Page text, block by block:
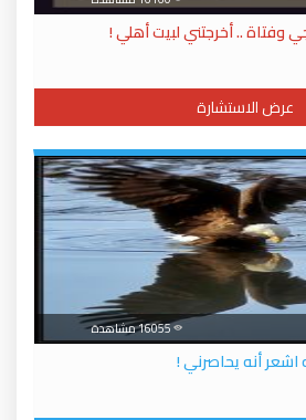
وفتاة .. أخرجتني لبيت أهلي !
عرض الاستشارة
16055 مشاهدة
أنه يحاصرني !